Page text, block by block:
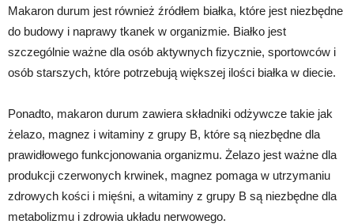
Makaron durum jest również źródłem białka, które jest niezbędne
do budowy i naprawy tkanek w organizmie. Białko jest
szczególnie ważne dla osób aktywnych fizycznie, sportowców i
osób starszych, które potrzebują większej ilości białka w diecie.
Ponadto, makaron durum zawiera składniki odżywcze takie jak
żelazo, magnez i witaminy z grupy B, które są niezbędne dla
prawidłowego funkcjonowania organizmu. Żelazo jest ważne dla
produkcji czerwonych krwinek, magnez pomaga w utrzymaniu
zdrowych kości i mięśni, a witaminy z grupy B są niezbędne dla
metabolizmu i zdrowia układu nerwowego.